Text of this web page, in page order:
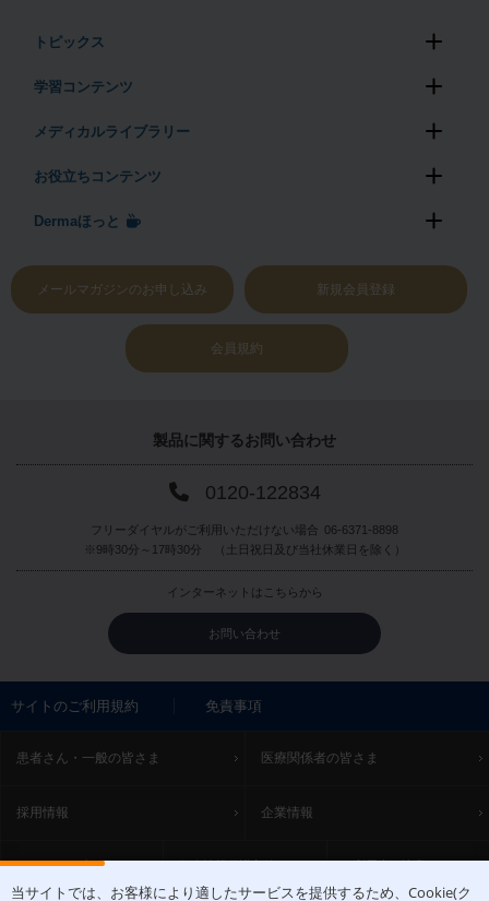
当サイトでは、お客様により適したサービスを提供するため、Cookie(ク
トピックス
学習コンテンツ
メディカルライブラリー
お役立ちコンテンツ
Dermaほっと
メールマガジンのお申し込み 新規会員登録
会員規約
製品に関するお問い合わせ
0120-122834
フリーダイヤルがご利用いただけない場合 06-6371-8898
※9時30分～17時30分 （土日祝日及び当社休業日を除く）
インターネットはこちらから
お問い合わせ
サイトのご利用規約 免責事項
患者さん・一般の皆さま 医療関係者の皆さま
採用情報 企業情報
サイトマップ